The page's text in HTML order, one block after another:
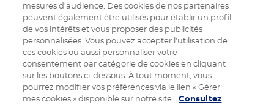
mesures d’audience. Des cookies de nos partenaires
peuvent également être utilisés pour établir un profil
de vos intérêts et vous proposer des publicités
personnalisées. Vous pouvez accepter l’utilisation de
ces cookies ou aussi personnaliser votre
consentement par catégorie de cookies en cliquant
sur les boutons ci-dessous. À tout moment, vous
pourrez modifier vos préférences via le lien « Gérer
mes cookies » disponible sur notre site.
Consultez